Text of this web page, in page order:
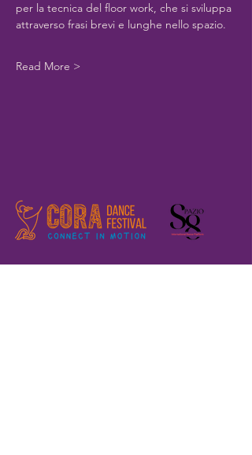
per la tecnica del floor work, che si sviluppa
attraverso frasi brevi e lunghe nello spazio.
Read More >